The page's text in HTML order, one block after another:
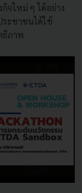
กิจใหม่ ๆ ได้อย่าง
ะชาชนได้ใช้
ธิภาพ